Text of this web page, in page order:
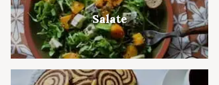
Salate